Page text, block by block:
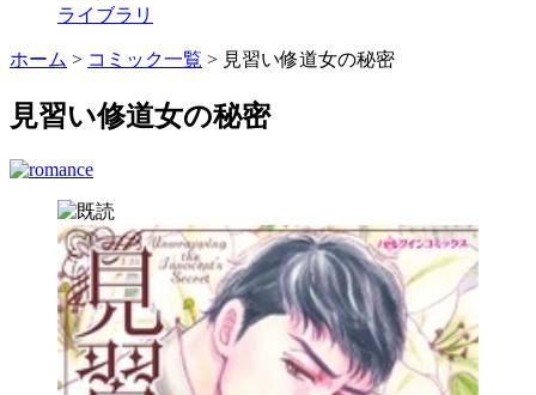
ライブラリ
ホーム > コミック一覧 > 見習い修道女の秘密
見習い修道女の秘密